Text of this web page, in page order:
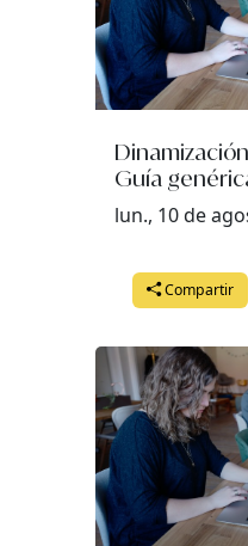
viernes, 22 de
lunes, 25 de
miércoles, 27 de
jueves, 28 de
viernes, 29 de
Guía
lun., 10 de
Compartir